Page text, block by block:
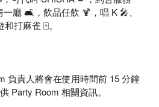
廳 🛋️，飲品任飲 🍹，唱 K 🎤、
打麻雀 🀄。
負責人將會在使用時間前 15 分鐘
Party Room 相關資訊。